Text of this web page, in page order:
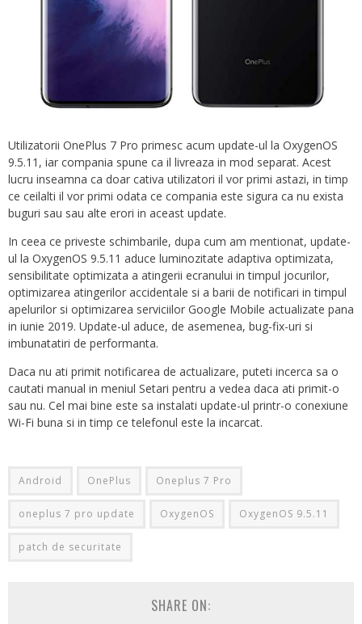
Utilizatorii OnePlus 7 Pro primesc acum update-ul la OxygenOS
9.5.11, iar compania spune ca il livreaza in mod separat. Acest
lucru inseamna ca doar cativa utilizatori il vor primi astazi, in timp
ce ceilalti il vor primi odata ce compania este sigura ca nu exista
buguri sau sau alte erori in aceast update.
In ceea ce priveste schimbarile, dupa cum am mentionat, update-
ul la OxygenOS 9.5.11 aduce luminozitate adaptiva optimizata,
sensibilitate optimizata a atingerii ecranului in timpul jocurilor,
optimizarea atingerilor accidentale si a barii de notificari in timpul
apelurilor si optimizarea serviciilor Google Mobile actualizate pana
in iunie 2019. Update-ul aduce, de asemenea, bug-fix-uri si
imbunatatiri de performanta.
Daca nu ati primit notificarea de actualizare, puteti incerca sa o
cautati manual in meniul Setari pentru a vedea daca ati primit-o
sau nu. Cel mai bine este sa instalati update-ul printr-o conexiune
Wi-Fi buna si in timp ce telefonul este la incarcat.
Android OnePlus Oneplus 7 Pro
oneplus 7 pro update OxygenOS OxygenOS 9.5.11
patch de securitate
SHARE ON: